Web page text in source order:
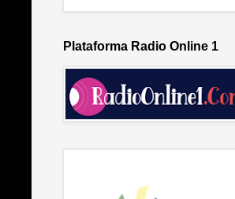
Plataforma Radio Online 1